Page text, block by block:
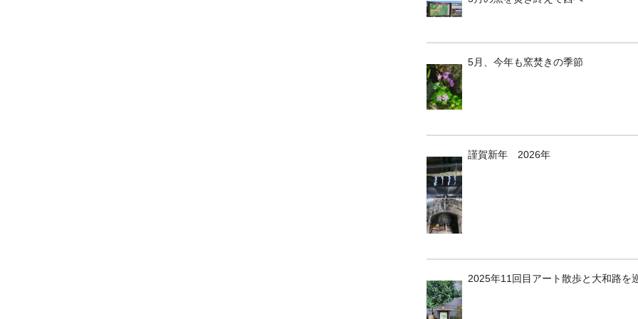
5月、今年も窯焚きの季節
謹賀新年 2026年
2025年11回目アート散歩と大和路を